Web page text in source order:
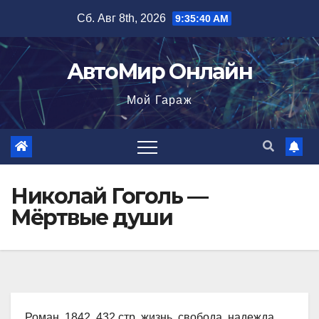
содержимому
Сб. Авг 8th, 2026 9:35:41 AM
АвтоМир Онлайн
Мой Гараж
Николай Гоголь —
Мёртвые души